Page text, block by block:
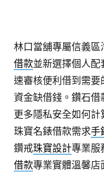
林口當舖專屬信義區
借款並新選擇個人配
速審核便利借到需
資金缺借錢。鑽石
更多隱私安全如何計
珠寶名錶借款需求手
鑽戒珠寶設計專業服
借款專業實體溫馨店